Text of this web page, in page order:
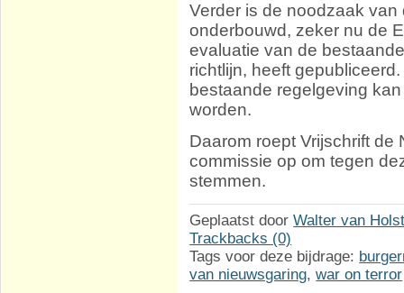
Verder is de noodzaak
onderbouwd, zeker nu de
evaluatie van de
richtlijn, heeft
bestaande regelgeving
worden.
Daarom roept Vrijschrift
commissie op om tegen
stemmen.
Geplaatst doorWalter van
Trackbacks (0)
Tags voor deze bijdrage:
van nieuwsgaring,war on terror